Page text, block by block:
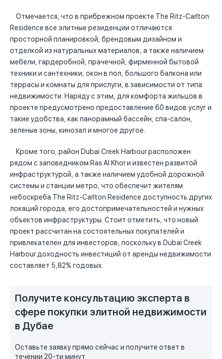
Отмечается, что в прибрежном проекте The Ritz-Carlton
Residence все элитные резиденции отличаются
просторной планировкой, брендовым дизайном и
отделкой из натуральных материалов, а также наличием
мебели, гардеробной, прачечной, фирменной бытовой
техники и сантехники, окон в пол, большого балкона или
террасы и комнаты для прислуги, в зависимости от типа
недвижимости. Наряду с этим, для комфорта жильцов в
проекте предусмотрено предоставление 60 видов услуг и
такие удобства, как панорамный бассейн, спа-салон,
зеленые зоны, кинозал и многое другое.
Кроме того, район Dubai Creek Harbour расположен
рядом с заповедником Ras Al Khor и известен развитой
инфраструктурой, а также наличием удобной дорожной
системы и станции метро, что обеспечит жителям
небоскреба The Ritz-Carlton Residence доступность других
локаций города, его достопримечательностей и нужных
объектов инфраструктуры. Стоит отметить, что новый
проект рассчитан на состоятельных покупателей и
привлекателен для инвесторов, поскольку в Dubai Creek
Harbour доходность инвестиций от аренды недвижимости
составляет 5,82% годовых.
Получите консультацию эксперта в
сфере покупки элитной недвижимости
в Дубае
Оставьте заявку прямо сейчас и получите ответ в
течении 20-ти минут